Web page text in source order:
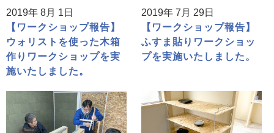
2019年 8月 1日
【ワークショップ報告】
ウォリストを使った木箱
作りワークショップを実
施いたしました。
2019年 7月 29日
【ワークショップ報告】
ふすま貼りワークショッ
プを実施いたしました。